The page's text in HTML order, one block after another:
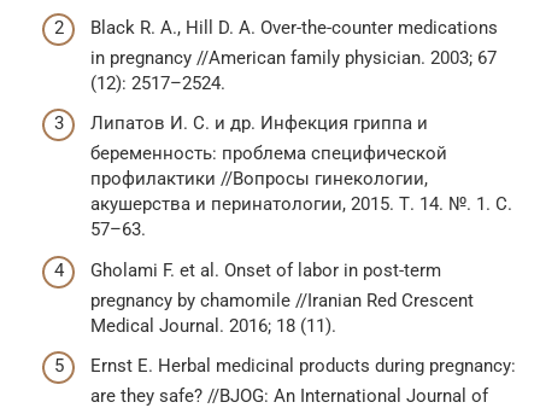
Black R. A., Hill D. A. Over-the-counter medications
in pregnancy //American family physician. 2003; 67
(12): 2517–2524.
Липатов И. С. и др. Инфекция гриппа и
беременность: проблема специфической
профилактики //Вопросы гинекологии,
акушерства и перинатологии, 2015. Т. 14. №. 1. С.
57–63.
Gholami F. et al. Onset of labor in post-term
pregnancy by chamomile //Iranian Red Crescent
Medical Journal. 2016; 18 (11).
Ernst E. Herbal medicinal products during pregnancy:
are they safe? //BJOG: An International Journal of